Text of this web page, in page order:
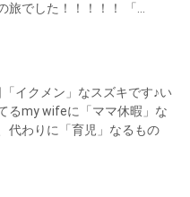
旅でした！！！！！ 「...
イクメン」なスズキです♪い
るmy wifeに「ママ休暇」な
代わりに「育児」なるもの